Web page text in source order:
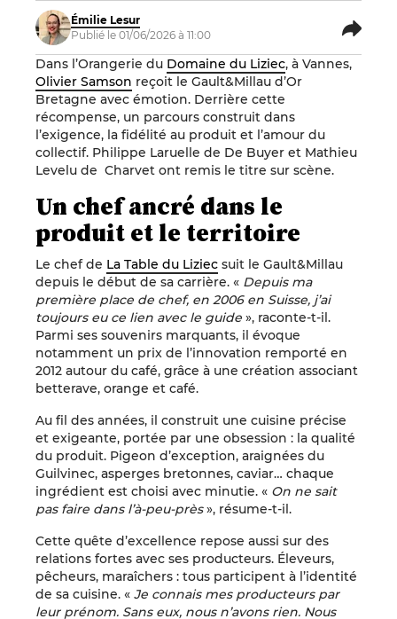
Émilie Lesur
Publié le 01/06/2026 à 11:00
Dans l’Orangerie du Domaine du Liziec, à Vannes,
Olivier Samson reçoit le Gault&Millau d’Or
Bretagne avec émotion. Derrière cette
récompense, un parcours construit dans
l’exigence, la fidélité au produit et l’amour du
collectif. Philippe Laruelle de De Buyer et Mathieu
Levelu de Charvet ont remis le titre sur scène.
Un chef ancré dans le
produit et le territoire
Le chef de La Table du Liziec suit le Gault&Millau
depuis le début de sa carrière. « Depuis ma
première place de chef, en 2006 en Suisse, j’ai
toujours eu ce lien avec le guide », raconte-t-il.
Parmi ses souvenirs marquants, il évoque
notamment un prix de l’innovation remporté en
2012 autour du café, grâce à une création associant
betterave, orange et café.
Au fil des années, il construit une cuisine précise
et exigeante, portée par une obsession : la qualité
du produit. Pigeon d’exception, araignées du
Guilvinec, asperges bretonnes, caviar… chaque
ingrédient est choisi avec minutie. « On ne sait
pas faire dans l’à-peu-près», résume-t-il.
Cette quête d’excellence repose aussi sur des
relations fortes avec ses producteurs. Éleveurs,
pêcheurs, maraîchers : tous participent à l’identité
de sa cuisine. « Je connais mes producteurs par
leur prénom. Sans eux, nous n’avons rien. Nous